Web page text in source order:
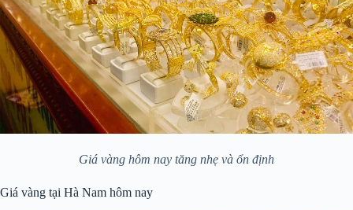
Giá vàng hôm nay tăng nhẹ và ổn định
Giá vàng tại Hà Nam hôm nay